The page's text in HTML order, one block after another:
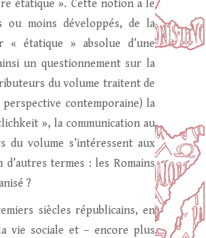
étatique ». Cette notion a le
moins développés, de la
étatique » absolue d’une
un questionnement sur la
du volume traitent de
contemporaine) la
», la communication au
du volume s’intéressent aux
termes : les Romains
?
siècles républicains, en
vie sociale et – encore plus